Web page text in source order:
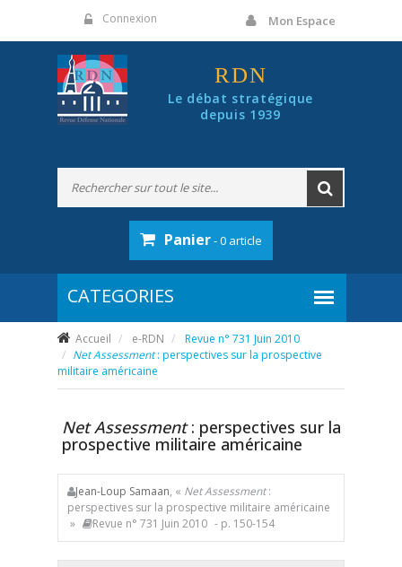
Connexion Mon Espace
RDN
Le débat stratégique
depuis 1939
Panier- 0 article
Accueil e-RDN
Revue n° 731 Juin 2010
Net Assessment: perspectives sur la prospective
militaire américaine
Net Assessment: perspectives sur la
prospective militaire américaine
Jean-Loup Samaan, « Net Assessment:
perspectives sur la prospective militaire américaine
»
Revue n° 731 Juin 2010 - p. 150-154